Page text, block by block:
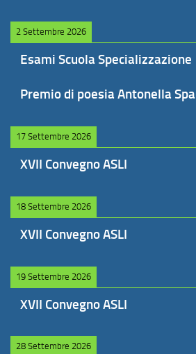
2 Settembre 2026
Esami Scuola Specializzazione
Premio di poesia Antonella
17 Settembre 2026
XVII Convegno ASLI
18 Settembre 2026
XVII Convegno ASLI
19 Settembre 2026
XVII Convegno ASLI
28 Settembre 2026